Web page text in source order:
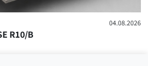
04.08.2026
R10/B